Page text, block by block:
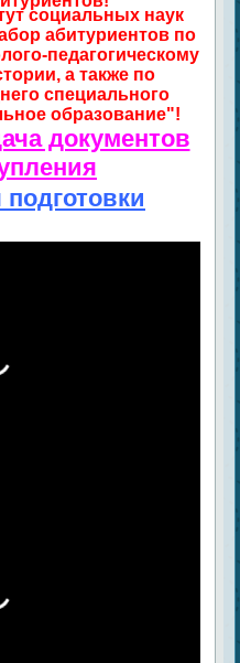
социальных наук
абитуриентов по
педагогическому
а также по
специального
образование"!
документов